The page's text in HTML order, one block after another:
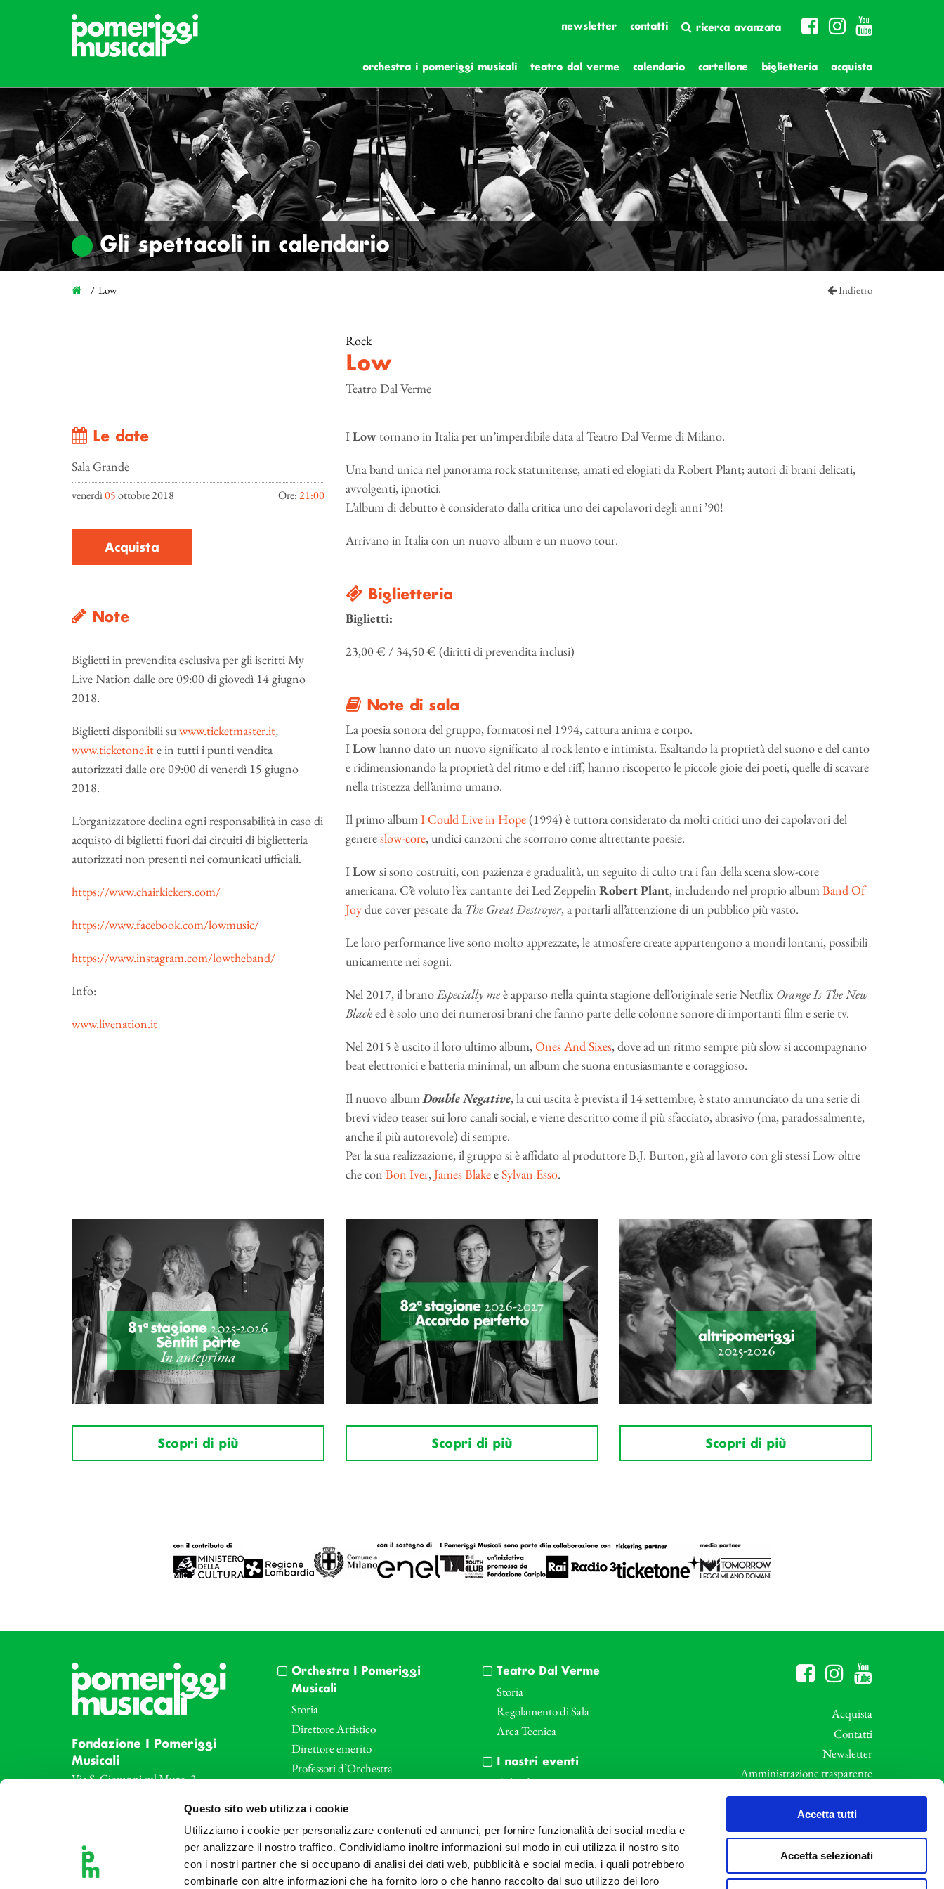
Questo sito web utilizza i cookie
Utilizziamo i cookie per personalizzare contenuti ed annunci, per fornire funzionalità dei social media e
per analizzare il nostro traffico. Condividiamo inoltre informazioni sul modo in cui utilizza il nostro sito
con i nostri partner che si occupano di analisi dei dati web, pubblicità e social media, i quali potrebbero
combinarle con altre informazioni che ha fornito loro o che hanno raccolto dal suo utilizzo dei loro
Accetta tutti
Accetta selezionati
newsletter contatti ricerca avanzata
orchestra i pomeriggi musicali teatro dal verme calendario cartellone biglietteria acquista
Gli spettacoli in calendario
Low Indietro
Le date
Sala Grande
venerdì05ottobre 2018 Ore:21:00
Acquista
Note
Biglietti in prevendita esclusiva per gli iscritti My
Live Nation dalle ore 09:00 di giovedì 14 giugno
2018.
Biglietti disponibili suwww.ticketmaster.it,
www.ticketone.ite in tutti i punti vendita
autorizzati dalle ore 09:00 di venerdì 15 giugno
2018.
L’organizzatore declina ogni responsabilità in caso di
acquisto di biglietti fuori dai circuiti di biglietteria
autorizzati non presenti nei comunicati ufficiali.
https://www.chairkickers.com/
https://www.facebook.com/lowmusic/
https://www.instagram.com/lowtheband/
Info:
www.livenation.it
Rock
Low
Teatro Dal Verme
ILowtornano in Italia per un’imperdibile data al Teatro Dal Verme di Milano.
Una band unica nel panorama rock statunitense, amati ed elogiati da Robert Plant; autori di brani delicati,
avvolgenti, ipnotici.
L’album di debutto è considerato dalla critica uno dei capolavori degli anni ’90!
Arrivano in Italia con un nuovo album e un nuovo tour.
Biglietteria
Biglietti:
23,00 € / 34,50 € (diritti di prevendita inclusi)
Note di sala
La poesia sonora del gruppo, formatosi nel 1994, cattura anima e corpo.
ILowhanno dato un nuovo significato al rock lento e intimista. Esaltando la proprietà del suono e del canto
e ridimensionando la proprietà del ritmo e del riff, hanno riscoperto le piccole gioie dei poeti, quelle di scavare
nella tristezza dell’animo umano.
Il primo albumI Could Live in Hope(1994) è tuttora considerato da molti critici uno dei capolavori del
genereslow-core, undici canzoni che scorrono come altrettante poesie.
ILowsi sono costruiti, con pazienza e gradualità, un seguito di culto tra i fan della scena slow-core
americana. C’è voluto l’ex cantante dei Led Zeppelin Robert Plant, includendo nel proprio albumBand Of
Joydue cover pescate da The Great Destroyer, a portarli all’attenzione di un pubblico più vasto.
Le loro performance live sono molto apprezzate, le atmosfere create appartengono a mondi lontani, possibili
unicamente nei sogni.
Nel 2017, il branoEspecially meè apparso nella quinta stagione dell’originale serie Netflix Orange Is The New
Blacked è solo uno dei numerosi brani che fanno parte delle colonne sonore di importanti film e serie tv.
Nel 2015 è uscito il loro ultimo album,Ones And Sixes, dove ad un ritmo sempre più slow si accompagnano
beat elettronici e batteria minimal, un album che suona entusiasmante e coraggioso.
Il nuovo albumDouble Negative, la cui uscita è prevista il 14 settembre, è stato annunciato da una serie di
brevi video teaser sui loro canali social, e viene descritto come il più sfacciato, abrasivo (ma, paradossalmente,
anche il più autorevole) di sempre.
Per la sua realizzazione, il gruppo si è affidato al produttore B.J. Burton, già al lavoro con gli stessi Low oltre
che con Bon Iver,James BlakeeSylvan Esso.
Scopri di più Scopri di più Scopri di più
Fondazione I Pomeriggi
Musicali
Via S. Giovanni sul Muro, 2
Tel: +39 02 87905
Teatro Dal Verme
Orchestra I Pomeriggi
Musicali
Storia
Direttore Artistico
Direttore emerito
Professori d’Orchestra
Le sale
Art Bonus
Teatro Dal Verme
Storia
Regolamento di Sala
Area Tecnica
I nostri eventi
Calendario
Biglietteria
Archivio Fotografico
Acquista
Contatti
Newsletter
Amministrazione trasparente
Whistleblowing
Privacy e Cookie Policy
Informative Privacy
Area riservata
Credits